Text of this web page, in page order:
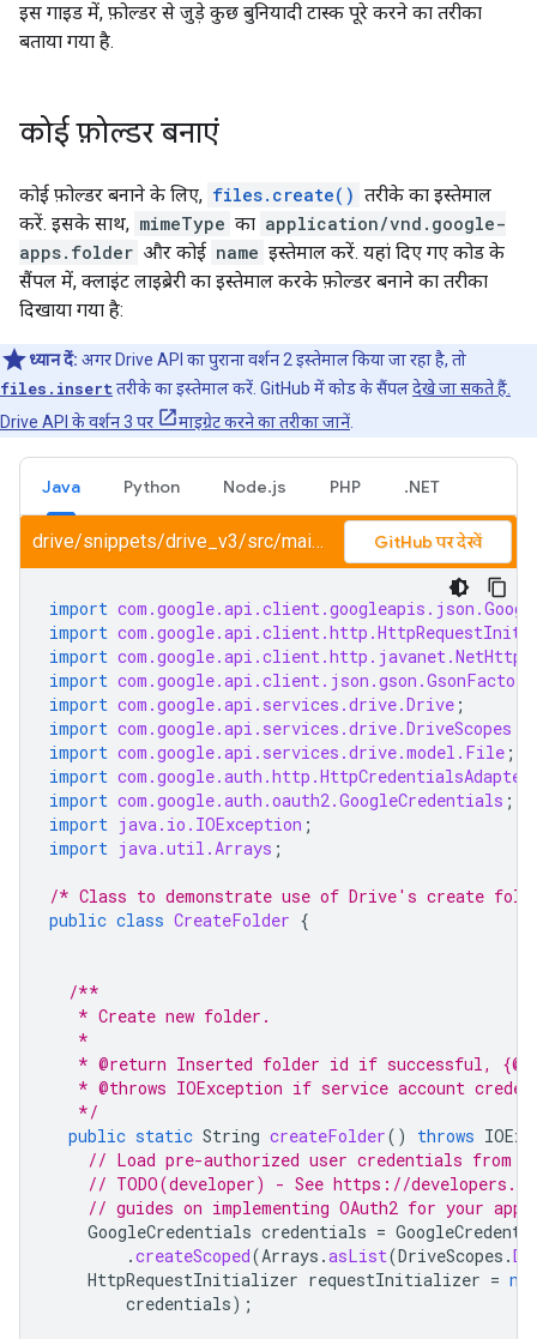
इस गाइड में, फ़ोल्डर से जुड़े कुछ बुनियादी टास्क पूरे करने का तरीका
बताया गया है.
कोई फ़ोल्डर बनाएं
कोई फ़ोल्डर बनाने के लिए, files.create() तरीके का इस्तेमाल
करें. इसके साथ, mimeType का application/vnd.google-
apps.folder और कोई name इस्तेमाल करें. यहां दिए गए कोड के
सैंपल में, क्लाइंट लाइब्रेरी का इस्तेमाल करके फ़ोल्डर बनाने का तरीका
दिखाया गया है:
ध्यान दें: अगर Drive API का पुराना वर्शन 2 इस्तेमाल किया जा रहा है, तो
files.insert तरीके का इस्तेमाल करें. GitHub में कोड के सैंपलदेखे जा सकते हैं.
Drive API के वर्शन 3 पर
माइग्रेट करने का तरीका जानें
Java Python Node.js PHP .NET
drive/snippets/drive_v3/src/main/java/CreateFolder.java GitHub पर देखें
import
import
import
import com.google.api.client.json.gson.GsonFactory
import com.google.api.services.drive.Drive ;
import com.google.api.services.drive.DriveScopes
import com.google.api.services.drive.model.File ;
import com.google.auth.http.HttpCredentialsAdapter
import com.google.auth.oauth2.GoogleCredentials ;
import java.io.IOException ;
import java.util.Arrays ;
/* Class to demonstrate use of Drive's create
public class CreateFolder {
/**
   * Create new folder.
   *
* @return Inserted folder id if successful,
* @throws IOException if service account
   */
public static String createFolder() throws
// Load pre-authorized user credentials from
// TODO(developer) - See https://
// guides on implementing OAuth2 for your
GoogleCredentials credentials =
.createScoped(Arrays .asList(DriveScopes .
HttpRequestInitializer requestInitializer = new
credentials);